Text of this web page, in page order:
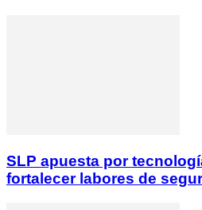
SLP apuesta por
fortalecer labores de